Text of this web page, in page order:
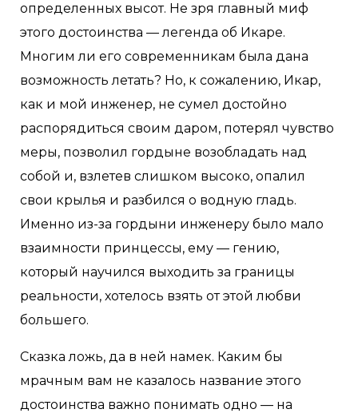
определенных высот. Не зря главный миф
этого достоинства — легенда об Икаре.
Многим ли его современникам была дана
возможность летать? Но, к сожалению, Икар,
как и мой инженер, не сумел достойно
распорядиться своим даром, потерял чувство
меры, позволил гордыне возобладать над
собой и, взлетев слишком высоко, опалил
свои крылья и разбился о водную гладь.
Именно из-за гордыни инженеру было мало
взаимности принцессы, ему — гению,
который научился выходить за границы
реальности, хотелось взять от этой любви
большего.
Сказка ложь, да в ней намек. Каким бы
мрачным вам не казалось название этого
достоинства важно понимать одно — на